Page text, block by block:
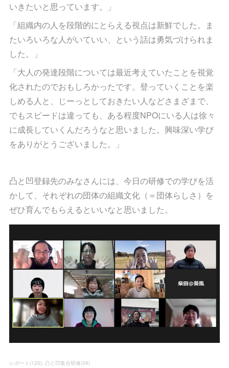
いきたいと思っています。」
「組織内の人を段階的にとらえる視点は新鮮でした。ま
たいろいろな人がいていい、という話は勇気づけられま
した。」
「大人の発達段階については最近考えていたことを視覚
化されたのでおもしろかったです。登っていくことを楽
しめる人と、じーっとしておきたい人などさまざまで、
でもスピードは違っても、ある程度NPOにいる人は徐々
に成長していくんだろうなと思いました。興味深い学び
をありがとうございました。」
凸と凹登録先のみなさんには、今日の研修での学びを活
かして、それぞれの団体の組織文化（＝団体らしさ）を
ぜひ育んでもらえるといいなと思いました。
レポート (125) 凸と凹集合研修(39)